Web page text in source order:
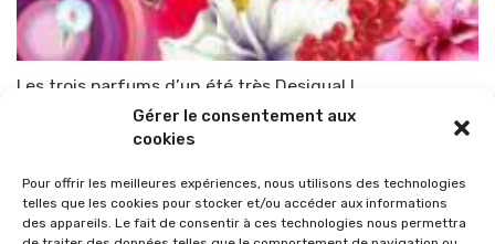
Gérer le consentement aux
cookies
Pour offrir les meilleures expériences, nous utilisons des technologies
telles que les cookies pour stocker et/ou accéder aux informations
des appareils. Le fait de consentir à ces technologies nous permettra
Les trois parfums d’un été très Desigual !
TOP-PARENTS 7 février 2014